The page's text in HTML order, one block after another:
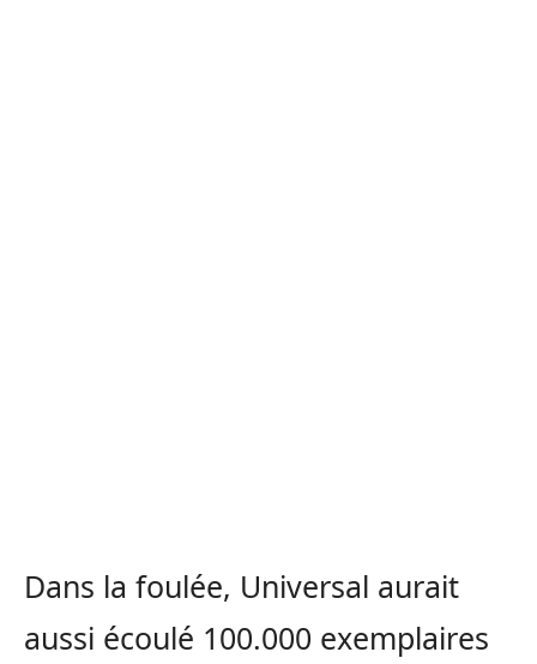
Dans la foulée, Universal aurait
aussi écoulé 100.000 exemplaires